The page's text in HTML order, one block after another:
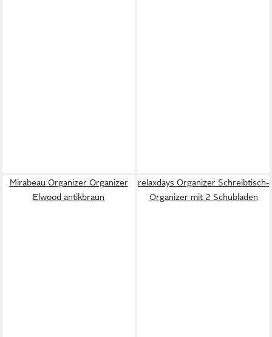
Mirabeau Organizer Organizer
Elwood antikbraun
relaxdays Organizer Schreibtisch-
Organizer mit 2 Schubladen